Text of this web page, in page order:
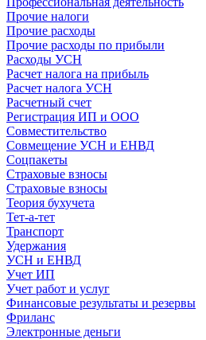
Прочие налоги
Прочие расходы
Прочие расходы по прибыли
Расходы УСН
Расчет налога на прибыль
Расчет налога УСН
Расчетный счет
Регистрация ИП и ООО
Совместительство
Совмещение УСН и ЕНВД
Соцпакеты
Страховые взносы
Страховые взносы
Теория бухучета
Тет-а-тет
Транспорт
Удержания
УСН и ЕНВД
Учет ИП
Учет работ и услуг
Финансовые результаты и резервы
Фриланс
Электронные деньги